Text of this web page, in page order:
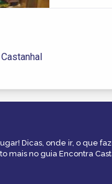
Dicas, onde ir, o que
mais no guia Encontra